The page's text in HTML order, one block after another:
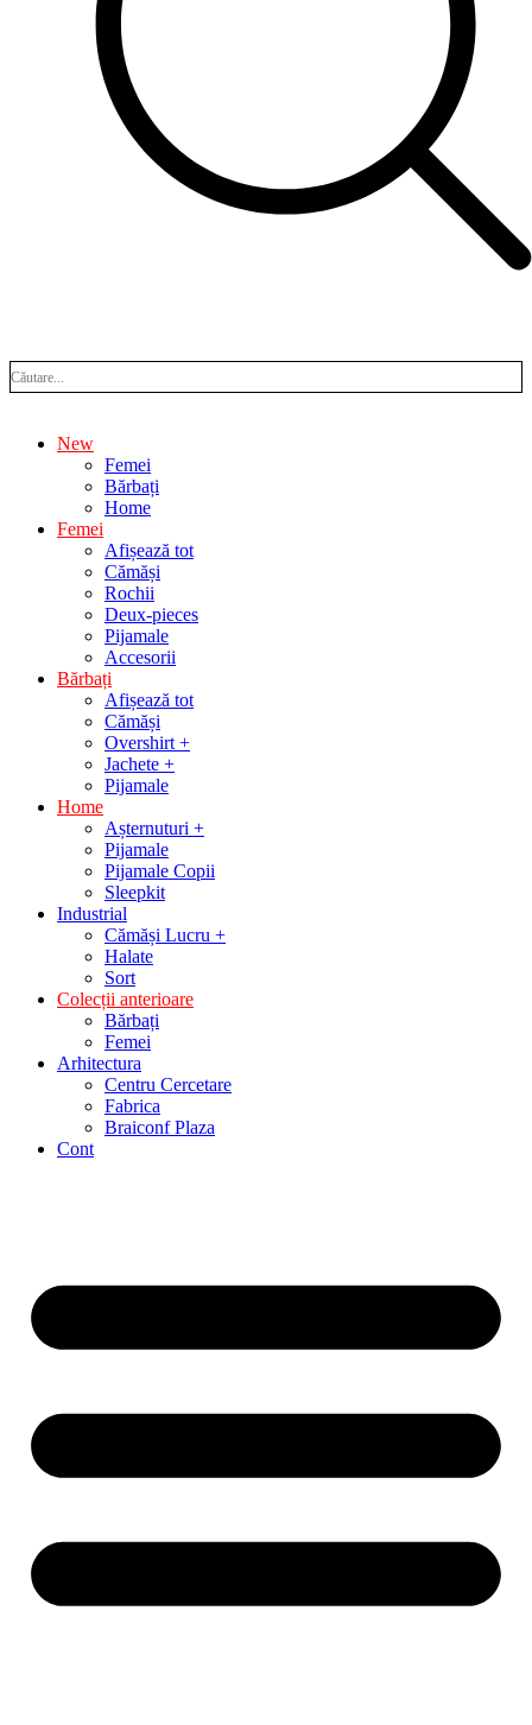
New
Femei
Bărbați
Home
Femei
Afișează tot
Cămăși
Rochii
Deux-pieces
Pijamale
Accesorii
Bărbați
Afișează tot
Cămăși
Overshirt +
Jachete +
Pijamale
Home
Așternuturi +
Pijamale
Pijamale Copii
Sleepkit
Industrial
Cămăși Lucru +
Halate
Sort
Colecții anterioare
Bărbați
Femei
Arhitectura
Centru Cercetare
Fabrica
Braiconf Plaza
Cont